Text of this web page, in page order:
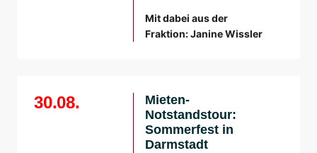
Mit dabei aus der
Fraktion: Janine Wissler
30.08.
Mieten-
Notstandstour:
Sommerfest in
Darmstadt